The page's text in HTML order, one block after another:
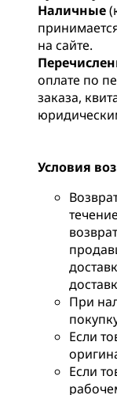
Наличные
на сайте.
оплате по
заказа,
Условия
При
Если
Если